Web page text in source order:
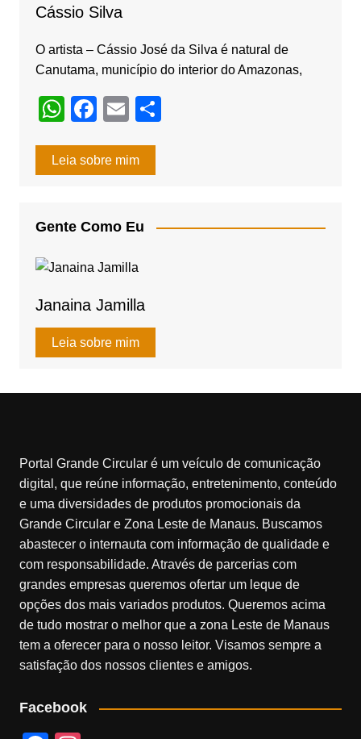
o
k
Cássio Silva
O artista – Cássio José da Silva é natural de
Canutama, município do interior do Amazonas,
W
at
p
p
F
c
o
o
E
ail
Leia sobre mim
Gente Como Eu
Janaina Jamilla
Leia sobre mim
Portal Grande Circular é um veículo de comunicação
digital, que reúne informação, entretenimento, conteúdo
e uma diversidades de produtos promocionais da
Grande Circular e Zona Leste de Manaus. Buscamos
abastecer o internauta com informação de qualidade e
com responsabilidade. Através de parcerias com
grandes empresas queremos ofertar um leque de
opções dos mais variados produtos. Queremos acima
de tudo mostrar o melhor que a zona Leste de Manaus
tem a oferecer para o nosso leitor. Visamos sempre a
satisfação dos nossos clientes e amigos.
Facebook